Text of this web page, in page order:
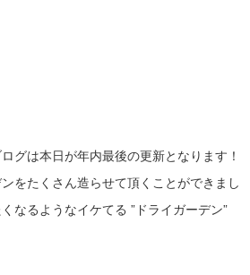
グは本日が年内最後の更新となります！
をたくさん造らせて頂くことができまし
なるようなイケてる ”ドライガーデン”